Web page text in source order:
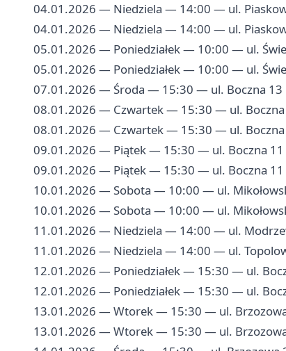
04.01.2026 — Niedziela — 14:00 — ul.
04.01.2026 — Niedziela — 14:00 — ul.
05.01.2026 — Poniedziałek — 10:00 — ul.
05.01.2026 — Poniedziałek — 10:00 — ul.
07.01.2026 — Środa — 15:30 — ul. Boczna 13
08.01.2026 — Czwartek — 15:30 — ul. Boczna
08.01.2026 — Czwartek — 15:30 — ul. Boczna
09.01.2026 — Piątek — 15:30 — ul. Boczna 11
09.01.2026 — Piątek — 15:30 — ul. Boczna 11
10.01.2026 — Sobota — 10:00 — ul.
10.01.2026 — Sobota — 10:00 — ul.
11.01.2026 — Niedziela — 14:00 — ul.
11.01.2026 — Niedziela — 14:00 — ul.
12.01.2026 — Poniedziałek — 15:30 — ul.
12.01.2026 — Poniedziałek — 15:30 — ul.
13.01.2026 — Wtorek — 15:30 — ul.
13.01.2026 — Wtorek — 15:30 — ul.